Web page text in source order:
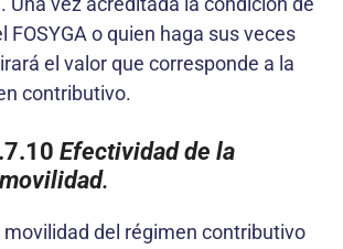
FOSYGA o quien haga sus veces
el valor que corresponde a la
contributivo.
Efectividad de la
.
movilidad del régimen contributivo